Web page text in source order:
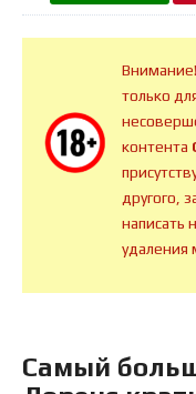
только
контента
другого,
написать
удаления
Самый